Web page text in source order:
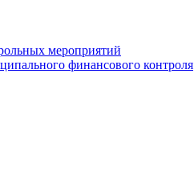
мероприятий
финансового контроля